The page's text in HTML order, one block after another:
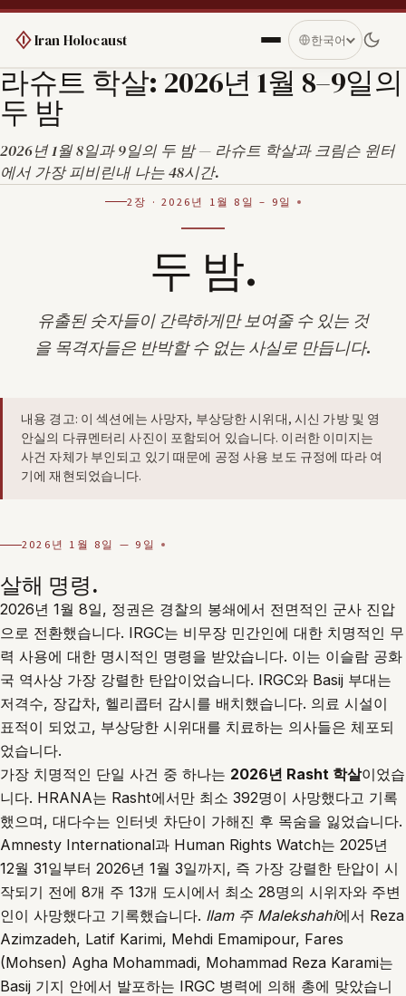
Iran Holocaust 한국어
라슈트 학살: 2026년 1월 8–9일의
두 밤
2026년 1월 8일과 9일의 두 밤 — 라슈트 학살과 크림슨 윈터
에서 가장 피비린내 나는 48시간.
2장 · 2026년 1월 8일 – 9일
두 밤.
유출된 숫자들이 간략하게만 보여줄 수 있는 것
을 목격자들은 반박할 수 없는 사실로 만듭니다.
내용 경고: 이 섹션에는 사망자, 부상당한 시위대, 시신 가방 및 영
안실의 다큐멘터리 사진이 포함되어 있습니다. 이러한 이미지는
사건 자체가 부인되고 있기 때문에 공정 사용 보도 규정에 따라 여
기에 재현되었습니다.
2026년 1월 8일 — 9일
살해 명령.
2026년 1월 8일, 정권은 경찰의 봉쇄에서 전면적인 군사 진압
으로 전환했습니다. IRGC는 비무장 민간인에 대한 치명적인 무
력 사용에 대한 명시적인 명령을 받았습니다. 이는 이슬람 공화
국 역사상 가장 강렬한 탄압이었습니다. IRGC와 Basij 부대는
저격수, 장갑차, 헬리콥터 감시를 배치했습니다. 의료 시설이
표적이 되었고, 부상당한 시위대를 치료하는 의사들은 체포되
었습니다.
가장 치명적인 단일 사건 중 하나는 2026년 Rasht 학살이었습
니다. HRANA는 Rasht에서만 최소 392명이 사망했다고 기록
했으며, 대다수는 인터넷 차단이 가해진 후 목숨을 잃었습니다.
Amnesty International과 Human Rights Watch는 2025년
12월 31일부터 2026년 1월 3일까지, 즉 가장 강렬한 탄압이 시
작되기 전에 8개 주 13개 도시에서 최소 28명의 시위자와 주변
인이 사망했다고 기록했습니다. Ilam 주 Malekshahi에서 Reza
Azimzadeh, Latif Karimi, Mehdi Emamipour, Fares
(Mohsen) Agha Mohammadi, Mohammad Reza Karami는
Basij 기지 안에서 발포하는 IRGC 병력에 의해 총에 맞았습니